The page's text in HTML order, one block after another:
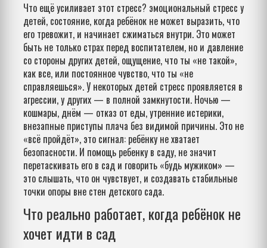
Что ещё усиливает этот стресс? эмоциональный стресс у
детей, состояние, когда ребёнок не может выразить, что
его тревожит, и начинает сжиматься внутри. Это может
быть не только страх перед воспитателем, но и давление
со стороны других детей, ощущение, что ты «не такой»,
как все, или постоянное чувство, что ты «не
справляешься». У некоторых детей стресс проявляется в
агрессии, у других — в полной замкнутости. Ночью —
кошмары, днём — отказ от еды, утренние истерики,
внезапные приступы плача без видимой причины. Это не
«всё пройдёт», это сигнал: ребёнку не хватает
безопасности. И помощь ребенку в саду, не значит
перетаскивать его в сад и говорить «будь мужиком» —
это слышать, что он чувствует, и создавать стабильные
точки опоры вне стен детского сада.
Что реально работает, когда ребёнок не
хочет идти в сад